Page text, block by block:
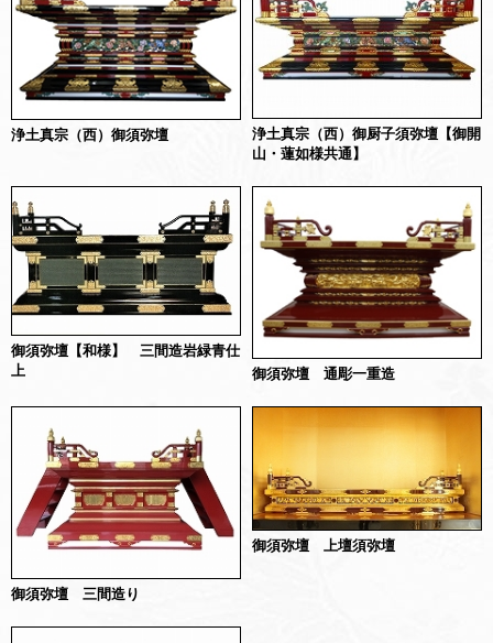
浄土真宗（西）御須弥壇
浄土真宗（西）御厨子須弥壇【御開
山・蓮如様共通】
御須弥壇【和様】 三間造岩緑青仕
上
御須弥壇 通彫一重造
御須弥壇 三間造り
御須弥壇 上壇須弥壇